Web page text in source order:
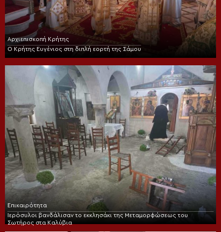
Αρχιεπισκοπή Κρήτης
Ο Κρήτης Ευγένιος στη διπλή εορτή της Σάμου
Επικαιρότητα
Ιερόσυλοι βανδάλισαν το εκκλησάκι της Μεταμορφώσεως του
Σωτήρος στα Καλύβια